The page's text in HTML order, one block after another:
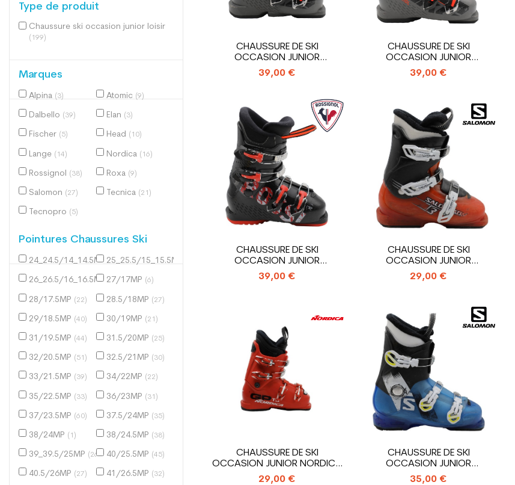
Type de produit
Chaussure ski occasion junior loisir
(199)
Marques
Alpina (3) Atomic (9)
Dalbello (39) Elan (3)
Fischer (5) Head (10)
Lange (14) Nordica (16)
Rossignol (38) Roxa (9)
Salomon (27) Tecnica (21)
Tecnopro (5)
Pointures Chaussures Ski
24_24.5/14_14.5MP(3)
25_25.5/15_15.5MP
26_26.5/16_16.5MP(21)
27/17MP (6)
28/17.5MP (22) 28.5/18MP (27)
29/18.5MP (40) 30/19MP (21)
31/19.5MP (44) 31.5/20MP (25)
32/20.5MP (51) 32.5/21MP (30)
33/21.5MP (39) 34/22MP (22)
35/22.5MP (33) 36/23MP (31)
37/23.5MP (60) 37.5/24MP (35)
38/24MP (1) 38/24.5MP (38)
39_39.5/25MP (26) 40/25.5MP (45)
40.5/26MP (27) 41/26.5MP (32)
CHAUSSURE DE SKI
OCCASION JUNIOR
ROSSIGNOL HERO J3_3...
39,00 €
CHAUSSURE DE SKI
OCCASION JUNIOR
ROSSIGNOL HERO J4_4...
39,00 €
CHAUSSURE DE SKI
OCCASION JUNIOR
ROSSIGNOL COMP J4_4...
39,00 €
CHAUSSURE DE SKI
OCCASION JUNIOR
SALOMON T3_3 CROCHETS
29,00 €
CHAUSSURE DE SKI
OCCASION JUNIOR NORDICA
GP TJ_4...
29,00 €
CHAUSSURE DE SKI
OCCASION JUNIOR
SALOMON T3_3 CROCHETS
35,00 €